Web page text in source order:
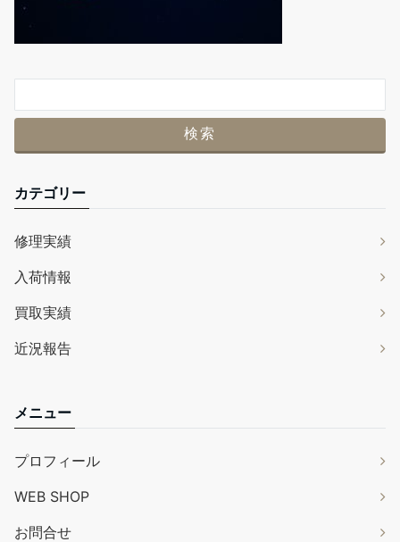
カテゴリー
修理実績
入荷情報
買取実績
近況報告
メニュー
プロフィール
WEB SHOP
お問合せ